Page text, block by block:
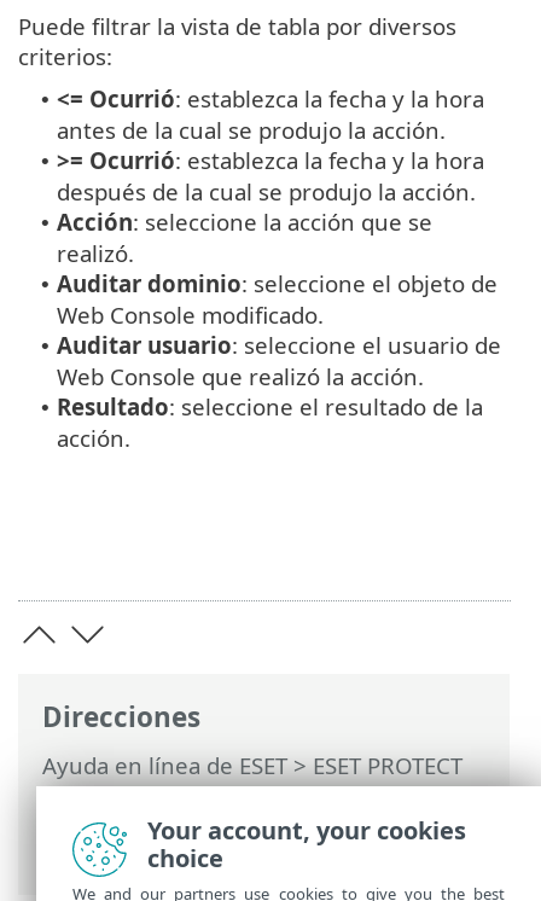
Direcciones
Ayuda en línea de ESET>ESET PROTECT
On-Prem>Utilización de ESET PROTECT
On-Prem
>ESET PROTECT On-Prem Menú
principal
>Más> Registro de auditoría
Puede filtrar la vista de tabla por diversos
criterios:
• <= Ocurrió: establezca la fecha y la hora
antes de la cual se produjo la acción.
• >= Ocurrió: establezca la fecha y la hora
después de la cual se produjo la acción.
• Acción: seleccione la acción que se
realizó.
• Auditar dominio: seleccione el objeto de
Web Console modificado.
• Auditar usuario: seleccione el usuario de
Web Console que realizó la acción.
• Resultado: seleccione el resultado de la
acción.
Your account, your cookies
choice
We and our partners use cookies to give you the best